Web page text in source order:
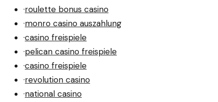
·roulette bonus casino
·monro casino auszahlung
·casino freispiele
·pelican casino freispiele
·casino freispiele
·revolution casino
·national casino